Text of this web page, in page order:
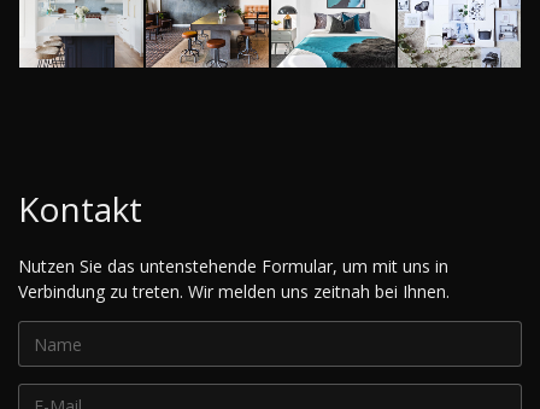
Kontakt
Nutzen Sie das untenstehende Formular, um mit uns in
Verbindung zu treten. Wir melden uns zeitnah bei Ihnen.